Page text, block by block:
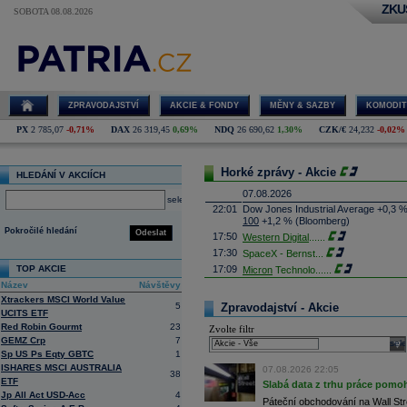
SOBOTA 08.08.2026
ZPRAVODAJSTVÍ AKCIE & FONDY MĚNY & SAZBY
PX 2 785,07 -0,71% DAX 26 319,45 0,69% NDQ 26 690,62 1,30% CZK/€ 24,232 -0,02%
HLEDÁNÍ V AKCIÍCH
select
Odeslat
Pokročilé hledání
TOP AKCIE
Název
Návštěvy
Xtrackers MSCI World Value
UCITS ETF
5
Red Robin Gourmt
23
GEMZ Crp
7
Sp US Ps Eqty GBTC
1
ISHARES MSCI AUSTRALIA
ETF
38
Jp All Act USD-Acc
4
Horké zprávy - Akcie
07.08.2026
22:01
Dow Jones Industrial Average +0,3
100 +1,2 % (Bloomberg)
17:50 Western Digital
17:30 SpaceX - Bernst
17:09 Micron Technolo
16:26
Objem obchodů s akciemi na
obchodů za poslední rok je 0,665
16:23 Zvýšení výroby balistických střel
nějakou dobu potrvá. Agentuře
Armin Papperger. Společná výroba
doplnit arzenál Spojeným státům,
(ČTK)
16:07 Conocophillips
Zpravodajství - Akcie
Zvolte filtr
07.08.2026 22:05
Slabá data z trhu práce
Páteční obchodování na Wall